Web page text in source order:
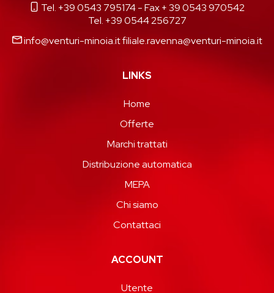
Tel. +39 0543 795174- Fax + 39 0543 970542
Tel. +39 0544 256727
info@venturi-minoia.itfiliale.ravenna@venturi-minoia.it
LINKS
Home
Offerte
Marchi trattati
Distribuzione automatica
MEPA
Chi siamo
Contattaci
ACCOUNT
Utente